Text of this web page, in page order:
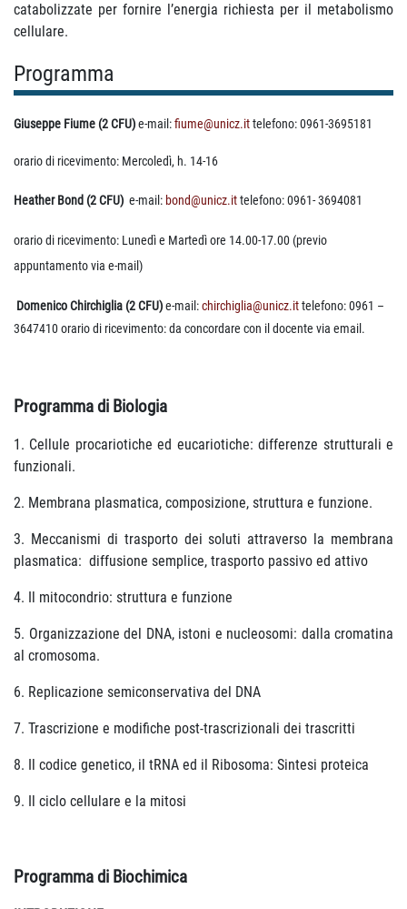
catabolizzate per fornire l’energia richiesta per il metabolismo
cellulare.
Programma
Giuseppe Fiume (2 CFU)e-mail:fiume@unicz.ittelefono: 0961-3695181
orario di ricevimento: Mercoledì, h. 14-16
Heather Bond (2 CFU) e-mail: bond@unicz.ittelefono: 0961-3694081
orario di ricevimento: Lunedì e Martedì ore 14.00-17.00 (previo
appuntamento via e-mail)
Domenico Chirchiglia (2 CFU)e-mail:chirchiglia@unicz.ittelefono: 0961 –
3647410orario di ricevimento: da concordare con il docente via email.
Programma di Biologia
1. Cellule procariotiche ed eucariotiche: differenze strutturali e
funzionali.
2. Membrana plasmatica, composizione, struttura e funzione.
3. Meccanismi di trasporto dei soluti attraverso la membrana
plasmatica: diffusione semplice, trasporto passivo ed attivo
4. Il mitocondrio: struttura e funzione
5. Organizzazione del DNA, istoni e nucleosomi: dalla cromatina
al cromosoma.
6. Replicazione semiconservativa del DNA
7. Trascrizione e modifiche post-trascrizionali dei trascritti
8. Il codice genetico, il tRNA ed il Ribosoma: Sintesi proteica
9. Il ciclo cellulare e la mitosi
Programma di Biochimica